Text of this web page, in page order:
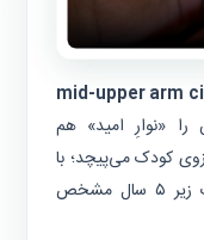
mid-upper arm
«نوارِ امید» هم
کودک می‌پیچد؛ با
کودک زیر ۵ سال مشخص